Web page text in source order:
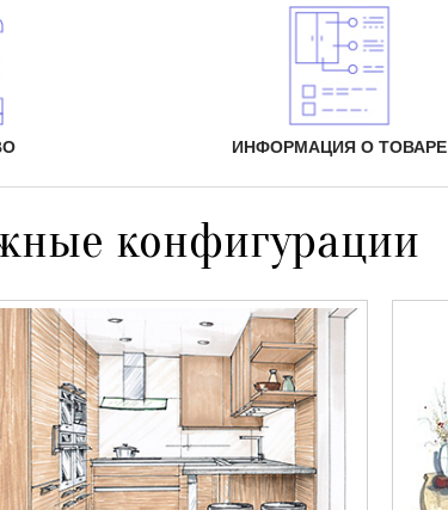
ИНФОРМАЦИЯ О ТОВАРЕ
конфигурации